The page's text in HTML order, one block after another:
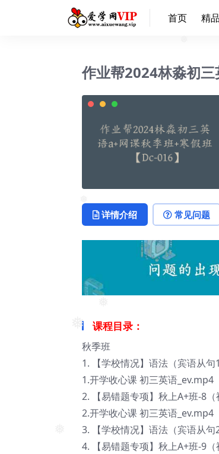
❅
首页 精
作业帮2024林淼初三
详情介绍 常见问题
课程目录：
秋季班
1. 【学校情况】语法（宾语从
1.开学收心课 初三英语_ev.mp4
2. 【易错题专项】秋上A+班-8
2.开学收心课 初三英语_ev.mp4
3. 【学校情况】语法（宾语从
4. 【易错题专项】秋上A+班-9